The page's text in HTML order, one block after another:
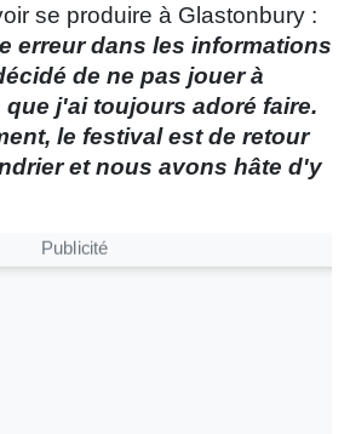
se produire à Glastonbury :
erreur dans les informations
de ne pas jouer à
que j'ai toujours adoré faire.
le festival est de retour
et nous avons hâte d'y
Publicité